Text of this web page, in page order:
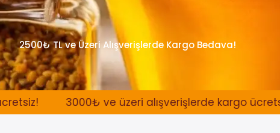
2500₺ TL ve Üzeri Alışverişlerde Kargo Bedava!
3000₺ ve üzeri alışverişlerde kargo ücretsiz!